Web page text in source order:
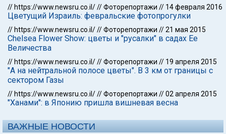
// https://www.newsru.co.il///Фоторепортажи // 14 февраля 2016
Цветущий Израиль: февральские фотопрогулки
// https://www.newsru.co.il///Фоторепортажи //21 мая 2015
Chelsea Flower Show: цветы и "русалки" в садах Ее
Величества
// https://www.newsru.co.il///Фоторепортажи // 19 апреля 2015
"А на нейтральной полосе цветы". В 3 км от границы с
сектором Газы
// https://www.newsru.co.il///Фоторепортажи //02 апреля 2015
"Ханами": в Японию пришла вишневая весна
ВАЖНЫЕ НОВОСТИ